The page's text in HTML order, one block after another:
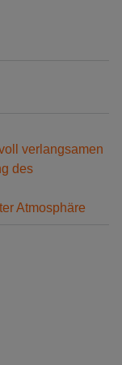
verlangsamen
des
Atmosphäre